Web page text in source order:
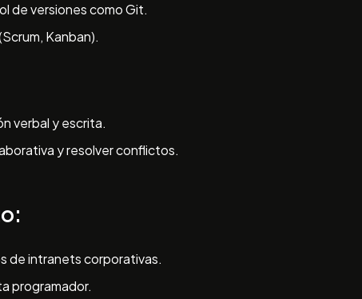
de versiones como Git.
Kanban).
verbal y escrita.
y resolver conflictos.
de intranets corporativas.
programador.